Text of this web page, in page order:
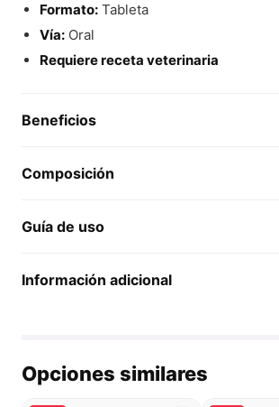
Formato:Tableta
Vía:Oral
Requiere receta veterinaria
Beneficios
Composición
Guía de uso
Información adicional
Opciones similares